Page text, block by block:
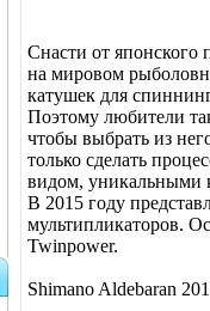
Снасти от японского
на мировом
катушек для
Поэтому любители
чтобы выбрать из
только сделать
видом, уникальными
В 2015 году
мультипликаторов.
Twinpower.
Shimano Aldebaran